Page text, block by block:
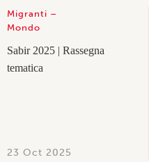
Migranti
Mondo
Sabir 2025 | Rassegna
tematica
23 Oct 2025